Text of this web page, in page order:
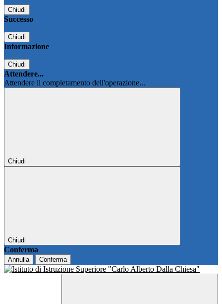
Chiudi
Successo
Chiudi
Informazione
Chiudi
Attendere...
Attendere il completamento dell'operazione...
Chiudi
Chiudi
Conferma
Annulla Conferma